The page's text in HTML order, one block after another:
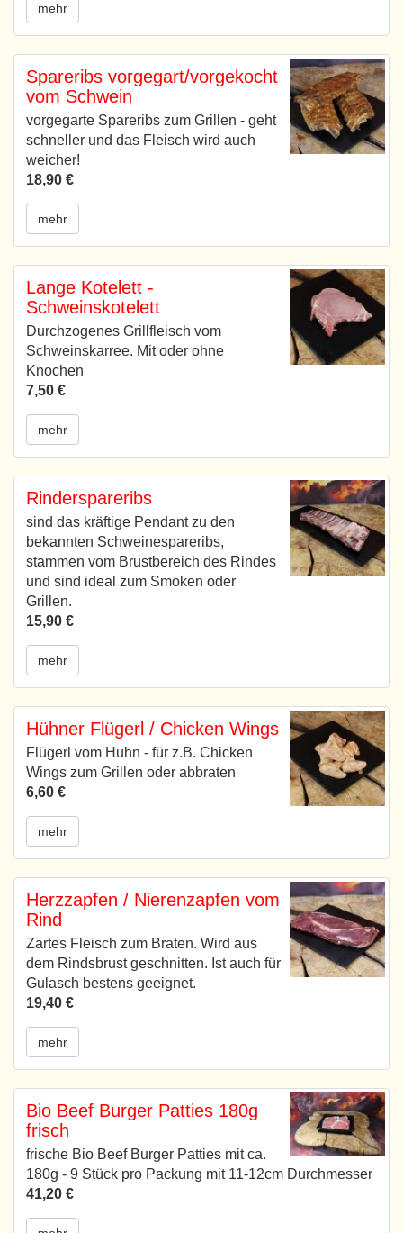
mehr
Spareribs vorgegart/vorgekocht
vom Schwein
vorgegarte Spareribs zum Grillen - geht
schneller und das Fleisch wird auch
weicher!
18,90 €
mehr
Lange Kotelett -
Schweinskotelett
Durchzogenes Grillfleisch vom
Schweinskarree. Mit oder ohne
Knochen
7,50 €
mehr
Rinderspareribs
sind das kräftige Pendant zu den
bekannten Schweinespareribs,
stammen vom Brustbereich des Rindes
und sind ideal zum Smoken oder
Grillen.
15,90 €
mehr
Hühner Flügerl / Chicken Wings
Flügerl vom Huhn - für z.B. Chicken
Wings zum Grillen oder abbraten
6,60 €
mehr
Herzzapfen / Nierenzapfen vom
Rind
Zartes Fleisch zum Braten. Wird aus
dem Rindsbrust geschnitten. Ist auch für
Gulasch bestens geeignet.
19,40 €
mehr
Bio Beef Burger Patties 180g
frisch
frische Bio Beef Burger Patties mit ca.
180g - 9 Stück pro Packung mit 11-12cm Durchmesser
41,20 €